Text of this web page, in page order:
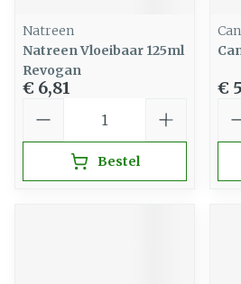
Natreen
Natreen Vloeibaar 125ml
Revogan
€ 6,81
Bestel
€